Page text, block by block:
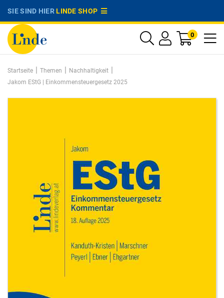
SIE SIND HIERLINDE SHOP
0
Startseite | Themen | Nachhaltigkeit |
Jakom EStG | Einkommensteuergesetz 2025